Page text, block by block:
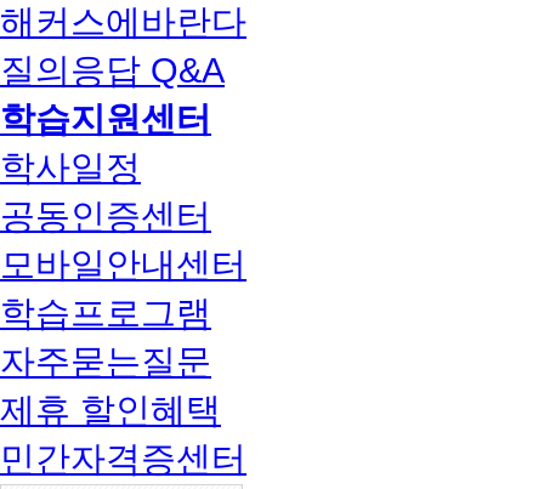
해커스에바란다
질의응답 Q&A
학습지원센터
학사일정
공동인증센터
모바일안내센터
학습프로그램
자주묻는질문
제휴 할인혜택
민간자격증센터